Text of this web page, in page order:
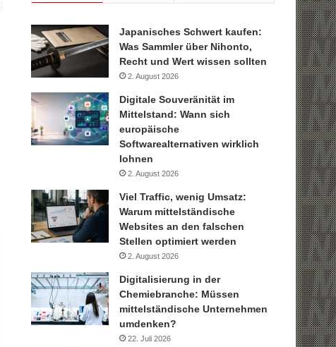
Japanisches Schwert kaufen:
Was Sammler über Nihonto,
Recht und Wert wissen sollten
2. August 2026
Digitale Souveränität im
Mittelstand: Wann sich
europäische
Softwarealternativen wirklich
lohnen
2. August 2026
Viel Traffic, wenig Umsatz:
Warum mittelständische
Websites an den falschen
Stellen optimiert werden
2. August 2026
Digitalisierung in der
Chemiebranche: Müssen
mittelständische Unternehmen
umdenken?
22. Juli 2026